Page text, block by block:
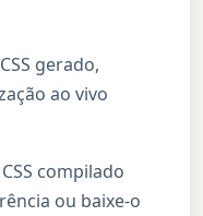
gerado,
ao vivo
compilado
ou baixe-o